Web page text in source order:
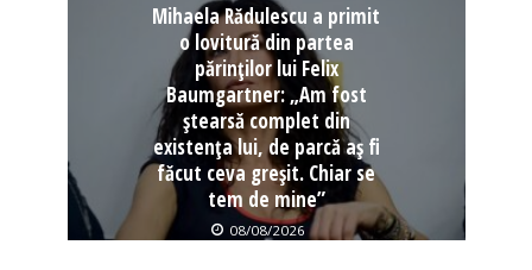
Mihaela Rădulescu a primit
o lovitură din partea
părinților lui Felix
Baumgartner: „Am fost
ștearsă complet din
existența lui, de parcă aș fi
făcut ceva greșit. Chiar se
tem de mine”
08/08/2026